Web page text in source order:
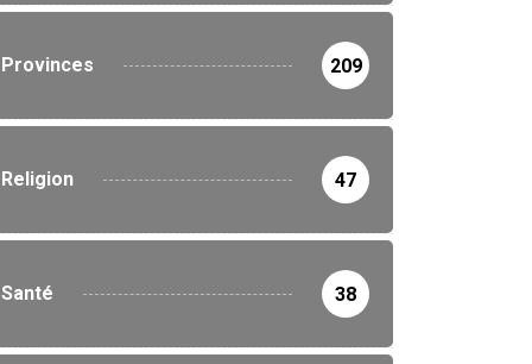
Provinces 209
Religion 47
Santé 38